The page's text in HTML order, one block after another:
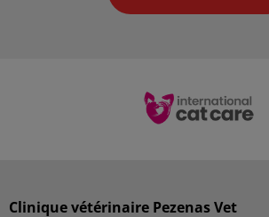
Clinique vétérinaire Pezenas Vet